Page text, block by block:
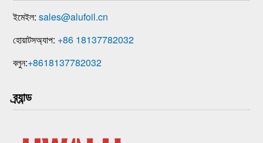
ইমেইল:sales@alufoil.cn
হোয়াটসঅ্যাপ: +86 18137782032
বলুন:+8618137782032
ব্র্যান্ড